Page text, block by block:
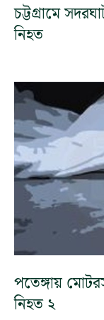
চট্টগ্রামে
নিহত
পতেঙ্গায়
নিহত ২